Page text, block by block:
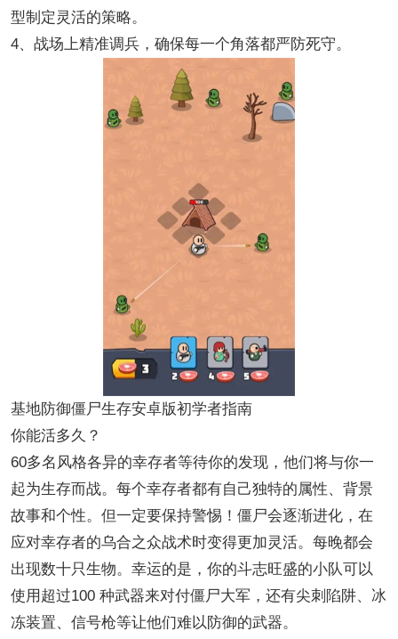
型制定灵活的策略。
4、战场上精准调兵，确保每一个角落都严防死守。
基地防御僵尸生存安卓版初学者指南
你能活多久？
60多名风格各异的幸存者等待你的发现，他们将与你一
起为生存而战。每个幸存者都有自己独特的属性、背景
故事和个性。但一定要保持警惕！僵尸会逐渐进化，在
应对幸存者的乌合之众战术时变得更加灵活。每晚都会
出现数十只生物。幸运的是，你的斗志旺盛的小队可以
使用超过100 种武器来对付僵尸大军，还有尖刺陷阱、冰
冻装置、信号枪等让他们难以防御的武器。